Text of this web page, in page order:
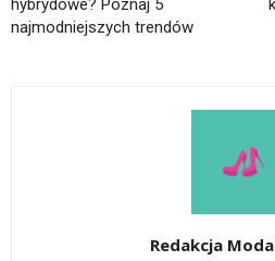
hybrydowe? Poznaj 5
najmodniejszych trendów
Redakcja